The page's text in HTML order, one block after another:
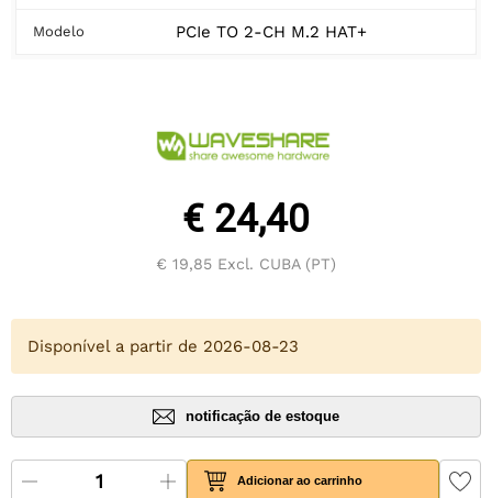
Modelo PCIe TO 2-CH M.2 HAT+
€ 24,40
€ 19,85 Excl. CUBA (PT)
Disponível a partir de 2026-08-23
notificação de estoque
Adicionar ao carrinho